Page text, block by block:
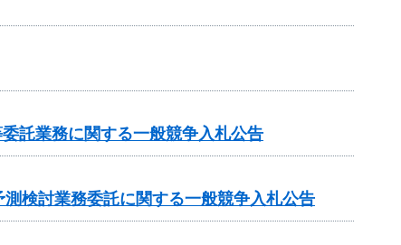
託業務に関する一般競争入札公告
検討業務委託に関する一般競争入札公告